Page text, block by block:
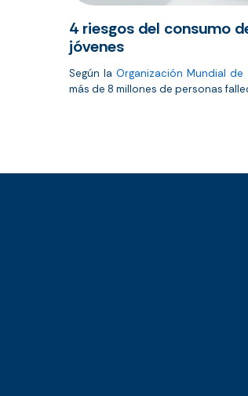
4 riesgos del consumo
jóvenes
Según laOrganización Mundial de
más de 8 millones de personas